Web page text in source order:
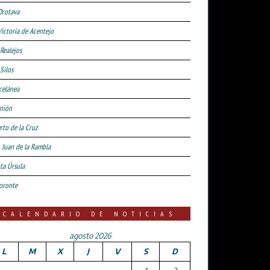
de Acentejo
de la Cruz
Juan de la Rambla
Úrsula
CALENDARIO DE NOTICIAS
agosto 2026
L
M X J V S
D